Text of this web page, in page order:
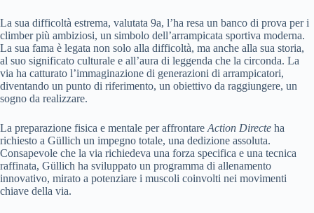
La sua difficoltà estrema, valutata 9a, l’ha resa un banco di prova per i
climber più ambiziosi, un simbolo dell’arrampicata sportiva moderna.
La sua fama è legata non solo alla difficoltà, ma anche alla sua storia,
al suo significato culturale e all’aura di leggenda che la circonda. La
via ha catturato l’immaginazione di generazioni di arrampicatori,
diventando un punto di riferimento, un obiettivo da raggiungere, un
sogno da realizzare.
La preparazione fisica e mentale per affrontare Action Directe ha
richiesto a Güllich un impegno totale, una dedizione assoluta.
Consapevole che la via richiedeva una forza specifica e una tecnica
raffinata, Güllich ha sviluppato un programma di allenamento
innovativo, mirato a potenziare i muscoli coinvolti nei movimenti
chiave della via.